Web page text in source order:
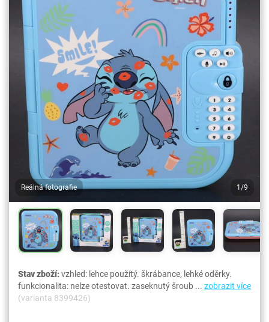
Reálná fotografie 1/9
Stav zboží:vzhled: lehce použitý. škrábance, lehké oděrky.
funkcionalita: nelze otestovat. zaseknutý šroub ... zobrazit více
(varianta 8399426)